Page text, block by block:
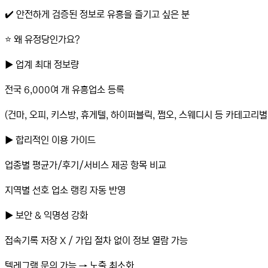
✔️ 안전하게 검증된 정보로 유흥을 즐기고 싶은 분
⭐️ 왜 유정당인가요?
▶️ 업계 최대 정보량
전국 6,000여 개 유흥업소 등록
(건마, 오피, 키스방, 휴게텔, 하이퍼블릭, 쩜오, 스웨디시 등 카테고리
▶️ 합리적인 이용 가이드
업종별 평균가/후기/서비스 제공 항목 비교
지역별 선호 업소 랭킹 자동 반영
▶️ 보안 & 익명성 강화
접속기록 저장 X / 가입 절차 없이 정보 열람 가능
텔레그램 문의 가능 → 노출 최소화